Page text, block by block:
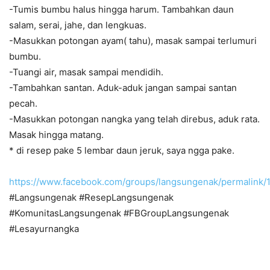
-Tumis bumbu halus hingga harum. Tambahkan daun
salam, serai, jahe, dan lengkuas.
-Masukkan potongan ayam( tahu), masak sampai terlumuri
bumbu.
-Tuangi air, masak sampai mendidih.
-Tambahkan santan. Aduk-aduk jangan sampai santan
pecah.
-Masukkan potongan nangka yang telah direbus, aduk rata.
Masak hingga matang.
* di resep pake 5 lembar daun jeruk, saya ngga pake.
https://www.facebook.com/groups/langsungenak/
#Langsungenak #ResepLangsungenak
#KomunitasLangsungenak #FBGroupLangsungenak
#Lesayurnangka